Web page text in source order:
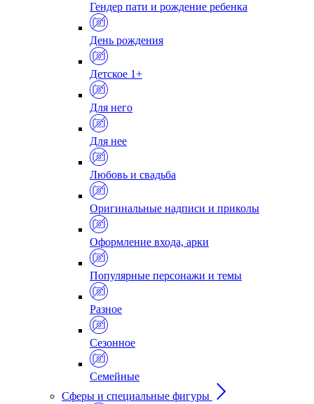
Гендер пати и рождение ребенка
День рождения
Детское 1+
Для него
Для нее
Любовь и свадьба
Оригинальные надписи и приколы
Оформление входа, арки
Популярные персонажи и темы
Разное
Сезонное
Семейные
Сферы и специальные фигуры